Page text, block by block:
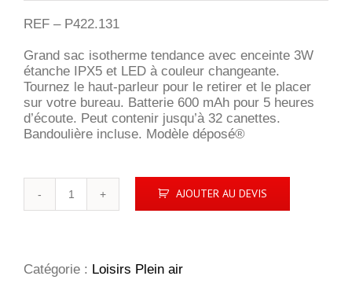
REF – P422.131
Grand sac isotherme tendance avec enceinte 3W
étanche IPX5 et LED à couleur changeante.
Tournez le haut-parleur pour le retirer et le placer
sur votre bureau. Batterie 600 mAh pour 5 heures
d’écoute. Peut contenir jusqu’à 32 canettes.
Bandoulière incluse. Modèle déposé®
Party
AJOUTER AU DEVIS
Catégorie : Loisirs Plein air